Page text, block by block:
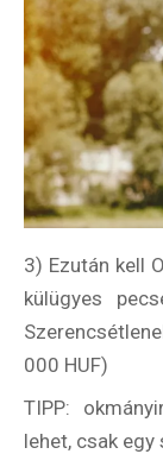
3) Ezután kell
külügyes
000 HUF)
TIPP:
lehet, csak